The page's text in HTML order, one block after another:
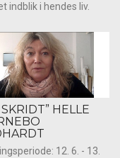
indblik i hendes liv.
HELLE
12. 6. - 13.